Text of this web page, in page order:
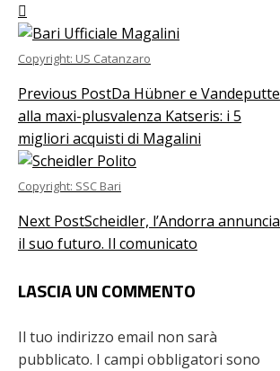
Copyright: US Catanzaro
Previous PostDa Hübner e Vandeputte
alla maxi-plusvalenza Katseris: i 5
migliori acquisti di Magalini
Copyright: SSC Bari
Next PostScheidler, l’Andorra annuncia
il suo futuro. Il comunicato
LASCIA UN COMMENTO
Il tuo indirizzo email non sarà
pubblicato. I campi obbligatori sono